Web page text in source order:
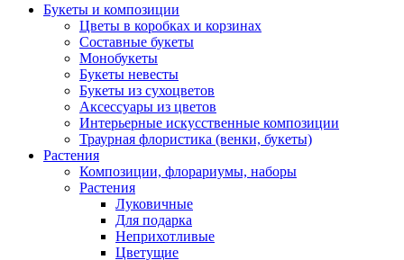
Букеты и композиции
Цветы в коробках и корзинах
Составные букеты
Монобукеты
Букеты невесты
Букеты из сухоцветов
Аксессуары из цветов
Интерьерные искусственные композиции
Траурная флористика (венки, букеты)
Растения
Композиции, флорариумы, наборы
Растения
Луковичные
Для подарка
Неприхотливые
Цветущие